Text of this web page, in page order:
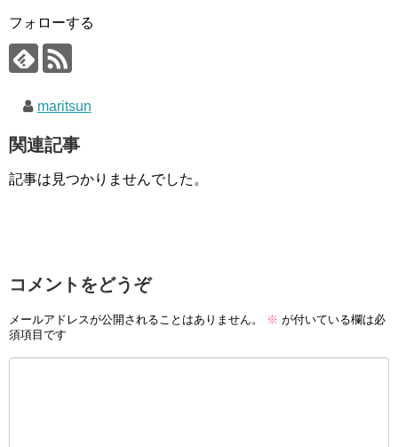
フォローする
maritsun
関連記事
記事は見つかりませんでした。
コメントをどうぞ
メールアドレスが公開されることはありません。 ※ が付いている欄は必
須項目です